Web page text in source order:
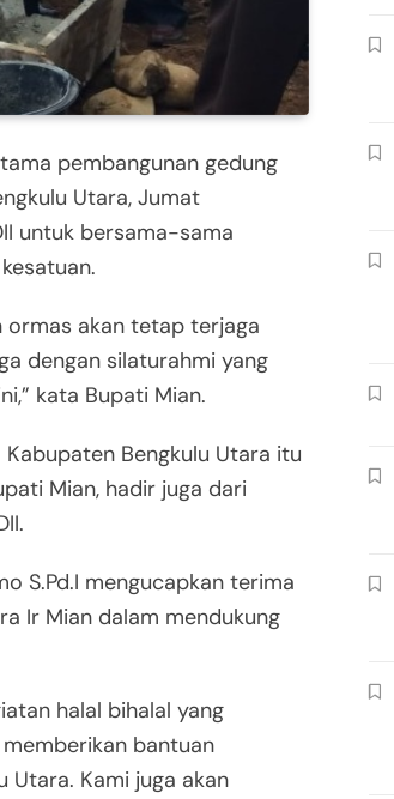
pembangunan gedung
Utara, Jumat
untuk bersama-sama
ormas akan tetap terjaga
dengan silaturahmi yang
kata Bupati Mian.
Bengkulu Utara itu
Mian, hadir juga dari
S.Pd.I mengucapkan terima
Ir Mian dalam mendukung
halal bihalal yang
bantuan
Utara. Kami juga akan